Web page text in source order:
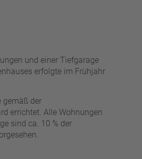
und einer Tiefgarage
erfolgte im Frühjahr
gemäß der
errichtet. Alle Wohnungen
sind ca. 10 % der